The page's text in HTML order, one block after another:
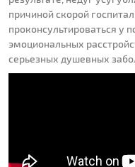
причиной скорой
проконсультироваться у
эмоциональных
серьезных душевных